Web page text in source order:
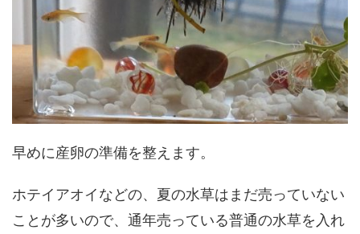
早めに産卵の準備を整えます。
ホテイアオイなどの、夏の水草はまだ売っていない
ことが多いので、通年売っている普通の水草を入れ